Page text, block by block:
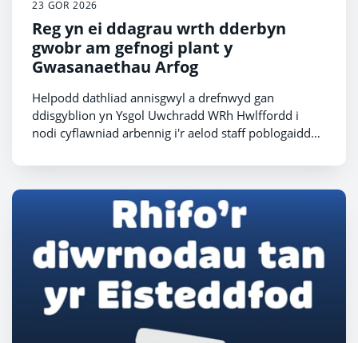
23 GOR 2026
Reg yn ei ddagrau wrth dderbyn
gwobr am gefnogi plant y
Gwasanaethau Arfog
Helpodd dathliad annisgwyl a drefnwyd gan
ddisgyblion yn Ysgol Uwchradd WRh Hwlffordd i
nodi cyflawniad arbennig i'r aelod staff poblogaidd
genedlaethol am gefnogi plant o deuluoedd y